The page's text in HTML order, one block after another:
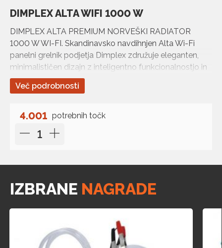
DIMPLEX ALTA WIFI 1000 W
DIMPLEX ALTA PREMIUM NORVEŠKI RADIATOR
1000 W WI-FI. Skandinavsko navdihnjen Alta Wi-Fi
panelni grelnik podjetja Dimplex združuje eleganten,
minimalističen dizajn z inteligentno funkcionalnostjo in
možnostjo daljinskega upravljanja za maksimalno
praktičnost. Preveri akcijske cene in znižanja na izbrane
Več podrobnosti
4.001 potrebnih točk
IZBRANE NAGRADE